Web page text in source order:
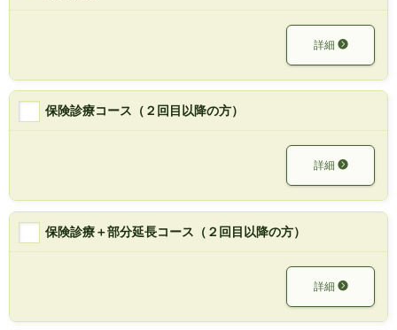
詳細
保険診療コース（２回目以降の方）
詳細
保険診療＋部分延長コース（２回目以降の方）
詳細